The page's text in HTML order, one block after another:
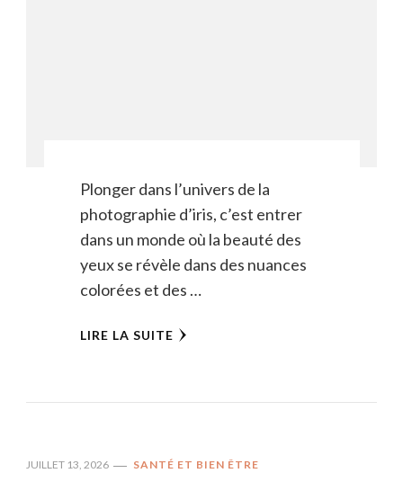
Plonger dans l’univers de la
photographie d’iris, c’est entrer
dans un monde où la beauté des
yeux se révèle dans des nuances
colorées et des …
LIRE LA SUITE
JUILLET 13, 2026 SANTÉ ET BIEN ÊTRE